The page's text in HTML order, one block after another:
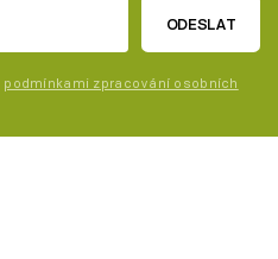
ODESLAT
podmínkami zpracování osobních